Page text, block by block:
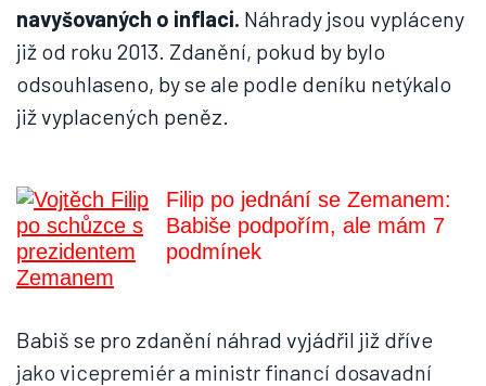
navyšovaných o inflaci. Náhrady jsou vypláceny
již od roku 2013. Zdanění, pokud by bylo
odsouhlaseno, by se ale podle deníku netýkalo
již vyplacených peněz.
Filip po jednání se Zemanem:
Babiše podpořím, ale mám 7
podmínek
Babiš se pro zdanění náhrad vyjádřil již dříve
jako vicepremiér a ministr financí dosavadní